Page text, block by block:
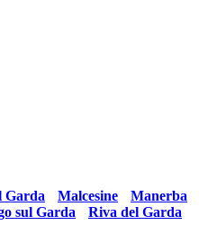
Garda Malcesine
Manerba
sul Garda Riva del Garda